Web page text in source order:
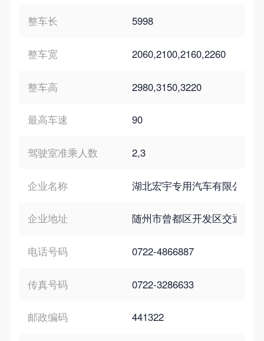
整车长 5998
整车宽 2060,2100,2160,2260
整车高 2980,3150,3220
最高车速 90
驾驶室准乘人数 2,3
企业名称 湖北宏宇专用汽车有限公司
企业地址 随州市曾都区开发区交通大道
电话号码 0722-4866887
传真号码 0722-3286633
邮政编码 441322